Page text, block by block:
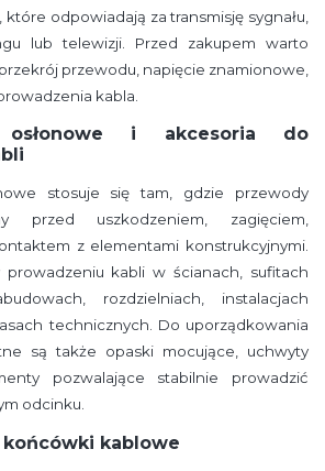
odpowiadają za transmisję sygnału,
lub telewizji. Przed zakupem warto
przewodu, napięcie znamionowe,
kabla.
i akcesoria do
stosuje się tam, gdzie przewody
przed uszkodzeniem, zagięciem,
z elementami konstrukcyjnymi.
prowadzeniu kabli w ścianach, sufitach
rozdzielniach, instalacjach
technicznych. Do uporządkowania
są także opaski mocujące, uchwyty
pozwalające stabilnie prowadzić
odcinku.
końcówki kablowe